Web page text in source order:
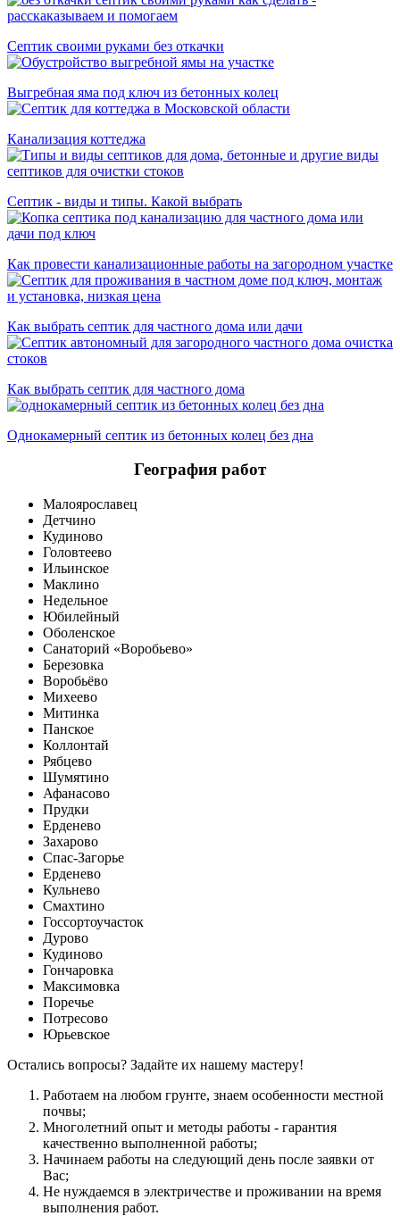
Септик своими руками без откачки
Выгребная яма под ключ из бетонных колец
Канализация коттеджа
Септик - виды и типы. Какой выбрать
Как провести канализационные работы на загородном участке
Как выбрать септик для частного дома или дачи
Как выбрать септик для частного дома
Однокамерный септик из бетонных колец без дна
География работ
Малоярославец
Детчино
Кудиново
Головтеево
Ильинское
Маклино
Недельное
Юбилейный
Оболенское
Санаторий «Воробьево»
Березовка
Воробьёво
Михеево
Митинка
Панское
Коллонтай
Рябцево
Шумятино
Афанасово
Прудки
Ерденево
Захарово
Спас-Загорье
Ерденево
Кульнево
Смахтино
Госсортоучасток
Дурово
Кудиново
Гончаровка
Максимовка
Поречье
Потресово
Юрьевское
Остались вопросы? Задайте их нашему мастеру!
Работаем на любом грунте, знаем особенности местной
почвы;
Многолетний опыт и методы работы - гарантия
качественно выполненной работы;
Начинаем работы на следующий день после заявки от
Вас;
Не нуждаемся в электричестве и проживании на время
выполнения работ.